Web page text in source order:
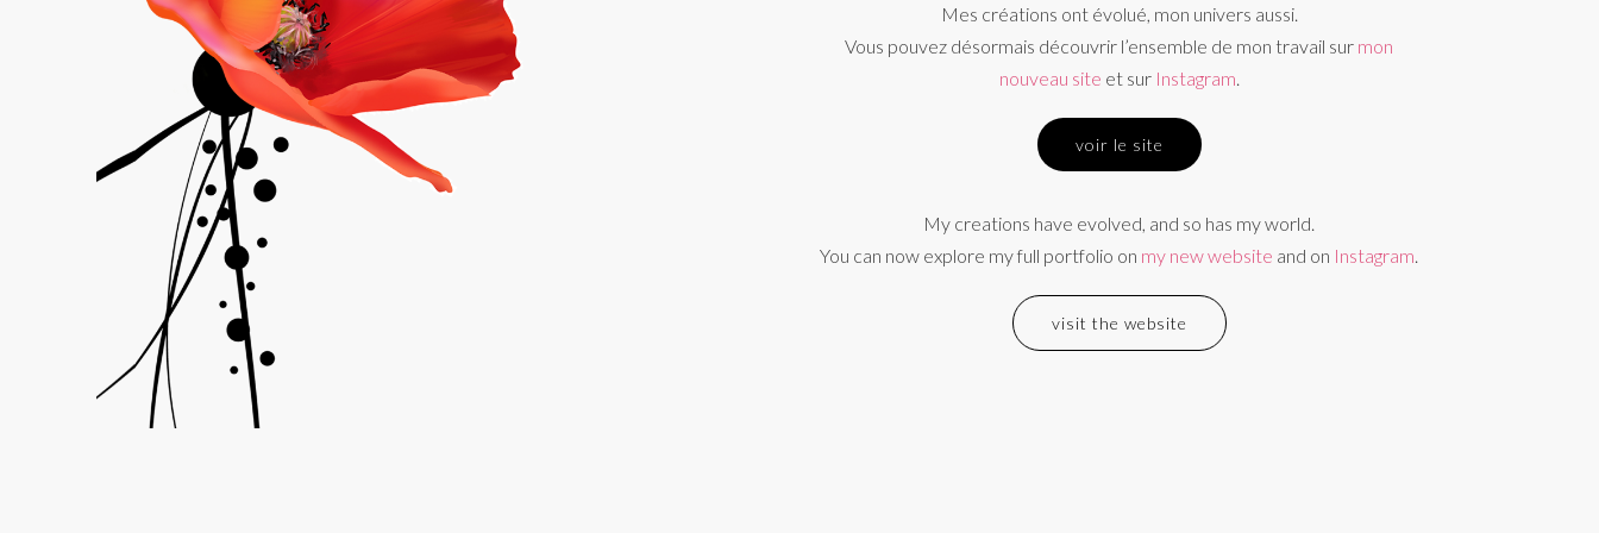
Mes créations ont évolué, mon univers aussi.
Vous pouvez désormais découvrir l’ensemble de mon travail sur mon
nouveau site et sur Instagram
voir le site
My creations have evolved, and so has my world.
You can now explore my full portfolio on my new website and on Instagram
visit the website